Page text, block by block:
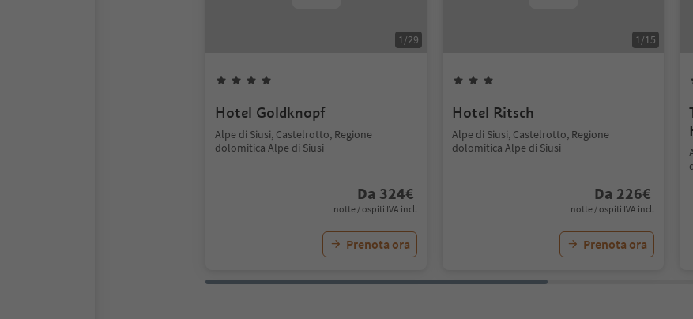
1/29
Hotel Goldknopf
Alpe di Siusi, Castelrotto, Regione
dolomitica Alpe di Siusi
Da 324€
notte / ospiti IVA incl.
Prenota ora
1/15
Hotel Ritsch
Alpe di Siusi, Castelrotto, Regione
dolomitica Alpe di Siusi
Da 226€
notte / ospiti IVA incl.
Prenota ora